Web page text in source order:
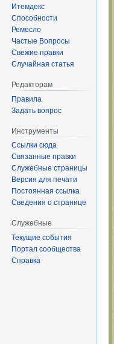
Итемдекс
Способности
Ремесло
Частые Вопросы
Свежие правки
Случайная статья
Редакторам
Правила
Задать вопрос
Инструменты
Ссылки сюда
Связанные правки
Служебные страницы
Версия для печати
Постоянная ссылка
Сведения о странице
Служебные
Текущие события
Портал сообщества
Справка